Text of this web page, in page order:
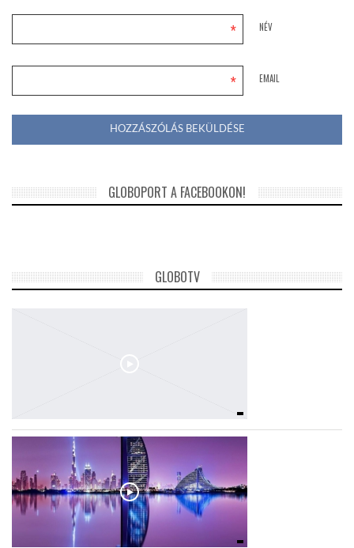
NÉV
*
EMAIL
*
GLOBOPORT A FACEBOOKON!
GLOBOTV